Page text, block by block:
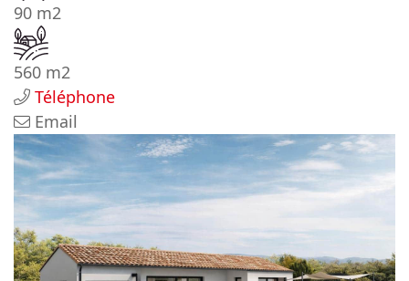
90 m2
560 m2
Téléphone
Email